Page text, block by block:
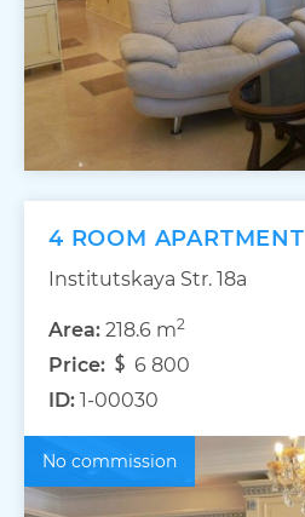
4 ROOM APARTMENT
Institutskaya Str. 18а
Area: 218.6 m2
Price:
6 800
ID: 1-00030
No commission